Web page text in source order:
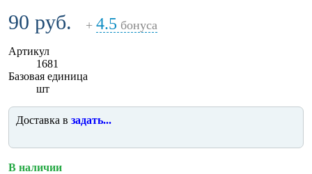
90 руб. + 4.5 бонуса
Артикул
1681
Базовая единица
шт
Доставка в задать...
В наличии